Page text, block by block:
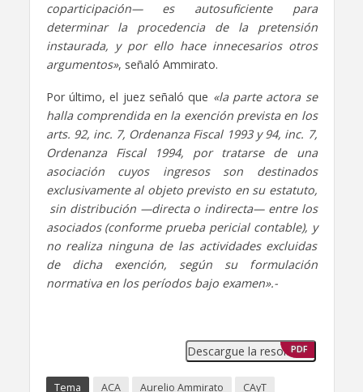
coparticipación— es autosuficiente para
determinar la procedencia de la pretensión
instaurada, y por ello hace innecesarios otros
argumentos», señaló Ammirato.
Por último, el juez señaló que «la parte actora se
halla comprendida en la exención prevista en los
arts. 92, inc. 7, Ordenanza Fiscal 1993 y 94, inc. 7,
Ordenanza Fiscal 1994, por tratarse de una
asociación cuyos ingresos son destinados
exclusivamente al objeto previsto en su estatuto,
sin distribución —directa o indirecta— entre los
asociados (conforme prueba pericial contable), y
no realiza ninguna de las actividades excluidas
de dicha exención, según su formulación
normativa en los períodos bajo examen».-
Descargue la resolución
PDF
Tema ACA Aurelio Ammirato CAyT